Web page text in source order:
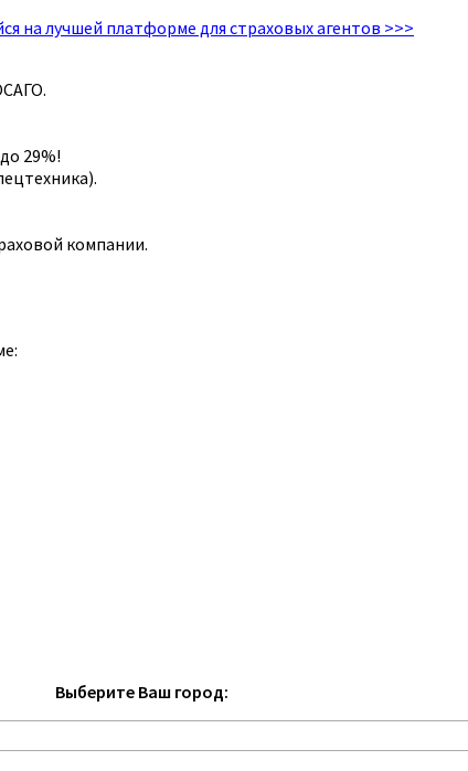
на лучшей платформе для страховых агентов >>>
29%!
компании.
Выберите Ваш город: